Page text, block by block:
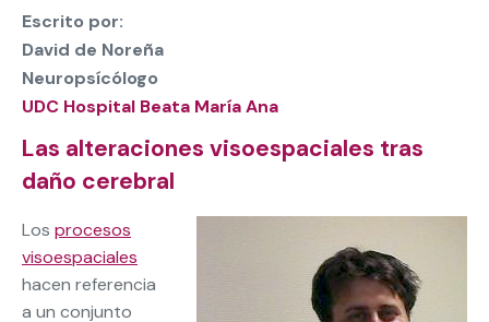
Escrito por:
David de Noreña
Neuropsícólogo
UDC Hospital Beata María Ana
Las alteraciones visoespaciales tras
daño cerebral
Los procesos
visoespaciales
hacen referencia
a un conjunto